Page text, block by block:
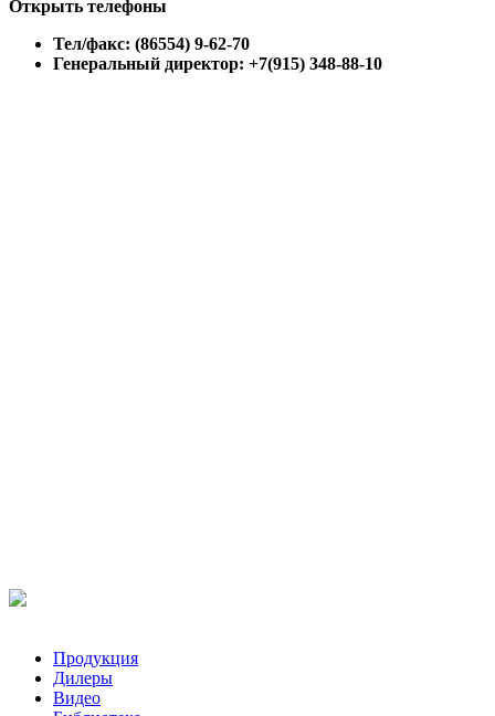
Открыть телефоны
Тел/факс: (86554) 9-62-70
Генеральный директор: +7(915) 348-88-10
Продукция
Дилеры
Видео